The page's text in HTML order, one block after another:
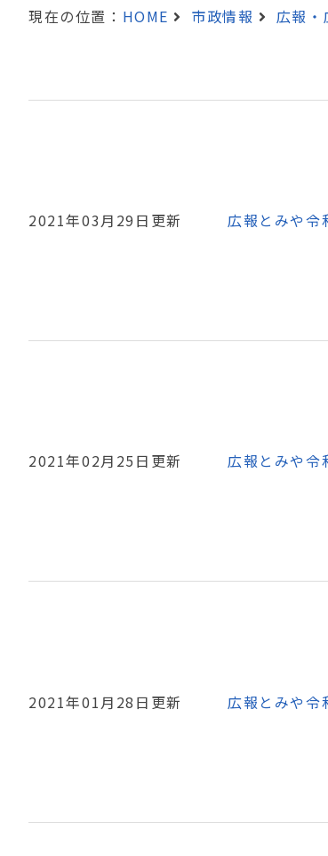
現在の位置： HOME 市政情報 広報・
2021年03月29日更新 広報とみや令
2021年02月25日更新 広報とみや令
2021年01月28日更新 広報とみや令